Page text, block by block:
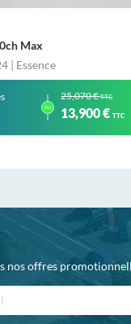
Max
| Essence
ou
25,070 €TTC
13,900 €TTC
nos offres